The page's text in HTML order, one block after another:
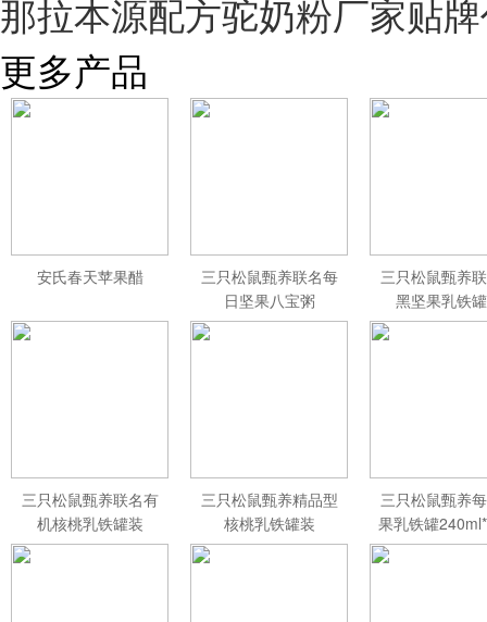
那拉本源配方驼奶粉厂家贴
更多产品
安氏春天苹果醋
三只松鼠甄养联名每
日坚果八宝粥
330g*12罐礼盒装
三只松鼠甄养
黑坚果乳铁
240ml*20罐彩
三只松鼠甄养联名有
机核桃乳铁罐装
240ml*12罐礼盒
三只松鼠甄养精品型
核桃乳铁罐装
240ml*12罐
三只松鼠甄养
果乳铁罐
礼盒装